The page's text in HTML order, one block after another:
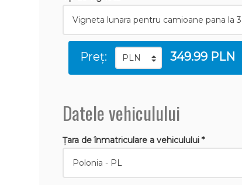
Preț: 349.99 PLN
Datele vehiculului
Țara de înmatriculare a vehiculului *